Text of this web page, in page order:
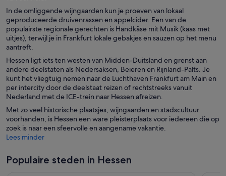
e
r
e
r
t
e
r
e
n
s
t
e
v
e
n
s
r
e
e
n
n
e
u
w
v
e
s
t
e
n
t
i
n
e
n
n
i
e
u
w
v
e
t
In de omliggende wijngaarden kun je proeven van lokaal
geproduceerde druivenrassen en appelcider. Een van de
populairste regionale gerechten is Handkäse mit Musik (kaas met
uitjes), terwijl je in Frankfurt lokale gebakjes en sauzen op het menu
aantreft.
Hessen ligt iets ten westen van Midden-Duitsland en grenst aan
andere deelstaten als Nedersaksen, Beieren en Rijnland-Palts. Je
kunt het vliegtuig nemen naar de Luchthaven Frankfurt am Main en
per intercity door de deelstaat reizen of rechtstreeks vanuit
Nederland met de ICE-trein naar Hessen afreizen.
Met zo veel historische plaatsjes, wijngaarden en stadscultuur
voorhanden, is Hessen een ware pleisterplaats voor iedereen die op
zoek is naar een sfeervolle en aangename vakantie.
Lees minder
Populaire steden in Hessen